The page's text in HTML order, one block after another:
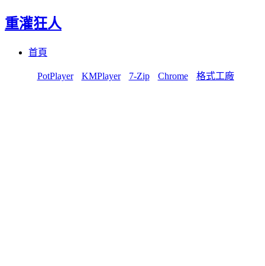
重灌狂人
首頁
PotPlayer KMPlayer 7-Zip Chrome 格式工廠